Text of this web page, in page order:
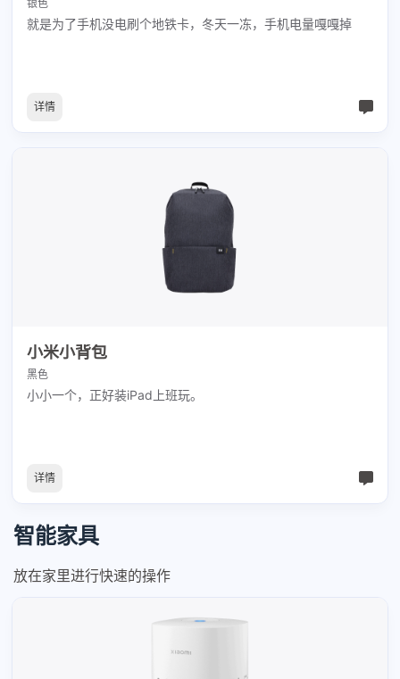
银色
就是为了手机没电刷个地铁卡，冬天一冻，手机电量嘎嘎掉
详情
小米小背包
黑色
小小一个，正好装iPad上班玩。
详情
智能家具
放在家里进行快速的操作